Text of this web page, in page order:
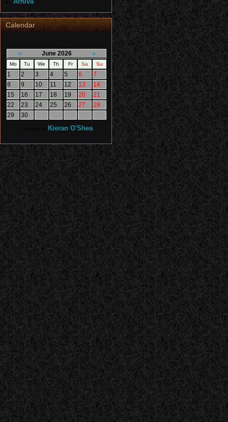
Calendar
« June 2026 »
Mo Tu We Th Fr Sa Su
1 2 3 4 5 6
7
8
9 10 11 12 13
14
15
16 17 18 19 20
21
22
23 24 25 26 27
28
29
30
Kieran O'Shea